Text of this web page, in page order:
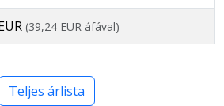
(39,24 EUR áfával)
Teljes árlista